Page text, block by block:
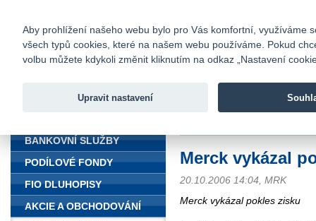
Fio banka
Fio banka
Merck vykázal
20.10.2006 14:04, MRK
Merck vykázal pokles zisku
BANKOVNÍ SLUŽBY
PODÍLOVÉ FONDY
FIO DLUHOPISY
AKCIE A OBCHODOVÁNÍ
Aby prohlížení našeho webu bylo pro Vás komfortní, využíváme
všech typů cookies, které na našem webu používáme. Pokud
volbu můžete kdykoli změnit kliknutím na odkaz „Nastavení
Upravit nastavení